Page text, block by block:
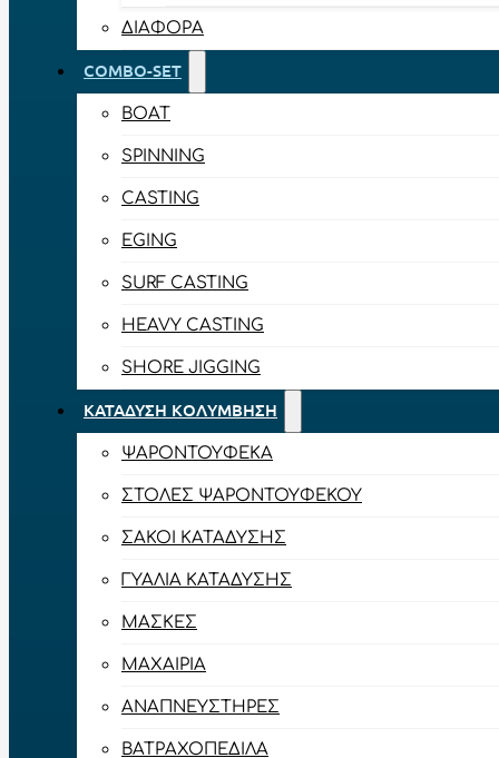
ΔΙΆΦΟΡΑ
COMBO-SET
BOAT
SPINNING
CASTING
EGING
SURF CASTING
HEAVY CASTING
SHORE JIGGING
ΚΑΤΆΔΥΣΗ ΚΟΛΎΜΒΗΣΗ
ΨΑΡΟΝΤΟΎΦΕΚΑ
ΣΤΟΛΈΣ ΨΑΡΟΝΤΟΎΦΕΚΟΥ
ΣΆΚΟΙ ΚΑΤΆΔΥΣΗΣ
ΓΥΑΛΙΆ ΚΑΤΆΔΥΣΗΣ
ΜΆΣΚΕΣ
ΜΑΧΑΊΡΙΑ
ΑΝΑΠΝΕΥΣΤΉΡΕΣ
ΒΑΤΡΑΧΟΠΈΔΙΛΑ